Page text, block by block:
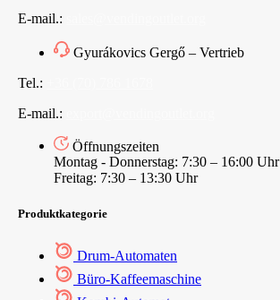
E-mail.:
Gyurákovics Gergő – Vertrieb
Tel.:
E-mail.:
Öffnungszeiten
Montag - Donnerstag: 7:30 – 16:00 Uhr
Freitag: 7:30 – 13:30 Uhr
Produktkategorie
Drum-Automaten
Büro-Kaffeemaschine